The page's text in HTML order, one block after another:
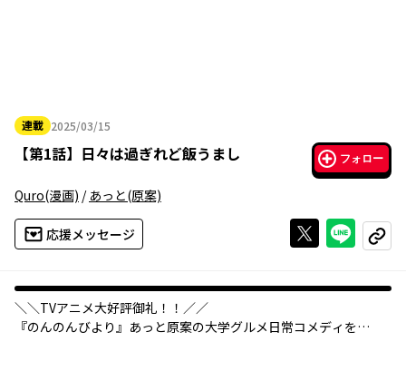
連載 2025/03/15
2025年03月15日
【第1話】 日々は過ぎれど飯うまし フォロー
Quro(漫画) / あっと(原案)
応援メッセージ Xで投稿する
ライン
コピー
＼＼TVアニメ大好評御礼！！／／
『のんのんびより』あっと原案の大学グルメ日常コメディを